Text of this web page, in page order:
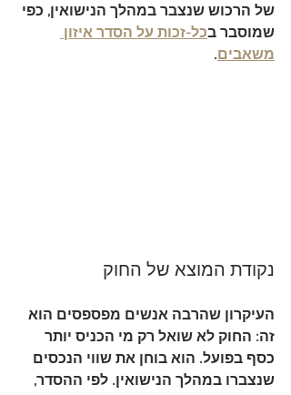
של הרכוש שנצבר במהלך הנישואין, כפי
שמוסבר בכל-זכות על הסדר איזון
משאבים.
נקודת המוצא של החוק
העיקרון שהרבה אנשים מפספסים הוא
זה: החוק לא שואל רק מי הכניס יותר
כסף בפועל. הוא בוחן את שווי הנכסים
שנצברו במהלך הנישואין. לפי ההסדר,